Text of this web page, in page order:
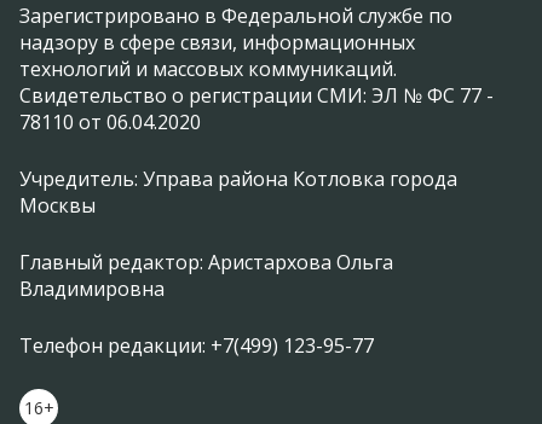
Зарегистрировано в Федеральной службе по
надзору в сфере связи, информационных
технологий и массовых коммуникаций.
Свидетельство о регистрации СМИ: ЭЛ № ФС 77 -
78110 от 06.04.2020
Учредитель: Управа района Котловка города
Москвы
Главный редактор: Аристархова Ольга
Владимировна
Телефон редакции: +7(499) 123-95-77
16+